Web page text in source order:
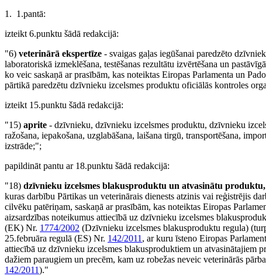
1. 1.pantā:
izteikt 6.punktu šādā redakcijā:
"6) veterinārā ekspertīze - svaigas gaļas iegūšanai paredzēto
laboratoriskā izmeklēšana, testēšanas rezultātu izvērtēšana un
ko veic saskaņā ar prasībām, kas noteiktas Eiropas Parlamenta un
pārtikā paredzētu dzīvnieku izcelsmes produktu oficiālās kontroles
izteikt 15.punktu šādā redakcijā:
"15) aprite - dzīvnieku, dzīvnieku izcelsmes produktu, dzīvnieku
ražošana, iepakošana, uzglabāšana, laišana tirgū, transportēšana,
izstrāde;";
papildināt pantu ar 18.punktu šādā redakcijā:
"18) dzīvnieku izcelsmes blakusproduktu un atvasinātu
kuras darbību Pārtikas un veterinārais dienests atzinis vai reģistrējis
cilvēku patēriņam, saskaņā ar prasībām, kas noteiktas Eiropas
aizsardzības noteikumus attiecībā uz dzīvnieku izcelsmes
(EK) Nr. 1774/2002 (Dzīvnieku izcelsmes blakusproduktu regula)
25.februāra regulā (ES) Nr. 142/2011, ar kuru īsteno Eiropas
attiecībā uz dzīvnieku izcelsmes blakusproduktiem un atvasinātajiem
dažiem paraugiem un precēm, kam uz robežas neveic veterinārās
142/2011)."